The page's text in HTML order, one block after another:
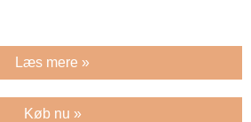
Læs mere »
Køb nu »